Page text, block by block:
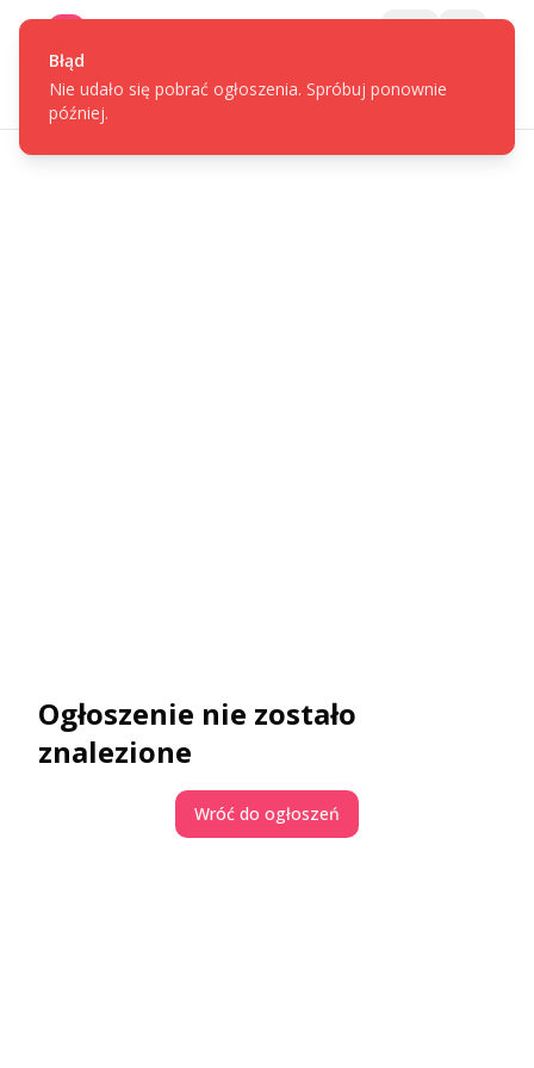
Ogłoszenie nie zostało
znalezione
Wróć do ogłoszeń
Błąd
Nie udało się pobrać ogłoszenia. Spróbuj ponownie
później.